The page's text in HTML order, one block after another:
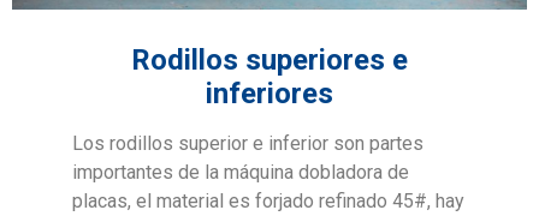
Rodillos superiores e
inferiores
Los rodillos superior e inferior son partes
importantes de la máquina dobladora de
placas, el material es forjado refinado 45#, hay